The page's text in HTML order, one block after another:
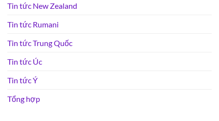
Tin tức New Zealand
Tin tức Rumani
Tin tức Trung Quốc
Tin tức Úc
Tin tức Ý
Tổng hợp